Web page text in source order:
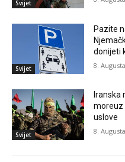
Svijet
Svijet
Pazite
donijeti
8.
Svijet
Iranska
moreuz
uslove
8.